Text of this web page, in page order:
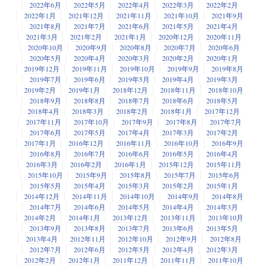
2022年6月
2022年5月 2022年4月 2022年3月
2022年2月
2022年1月
2021年12月 2021年11月 2021年10月
2021年9月
2021年8月
2021年7月 2021年6月 2021年5月
2021年4月
2021年3月
2021年2月 2021年1月 2020年12月
2020年11月
2020年10月
2020年9月 2020年8月 2020年7月
2020年6月
2020年5月
2020年4月 2020年3月 2020年2月
2020年1月
2019年12月
2019年11月 2019年10月 2019年9月
2019年8月
2019年7月
2019年6月 2019年5月 2019年4月
2019年3月
2019年2月
2019年1月 2018年12月 2018年11月
2018年10月
2018年9月
2018年8月 2018年7月 2018年6月
2018年5月
2018年4月
2018年3月 2018年2月 2018年1月
2017年12月
2017年11月
2017年10月 2017年9月 2017年8月
2017年7月
2017年6月
2017年5月 2017年4月 2017年3月
2017年2月
2017年1月
2016年12月 2016年11月 2016年10月
2016年9月
2016年8月
2016年7月 2016年6月 2016年5月
2016年4月
2016年3月
2016年2月 2016年1月 2015年12月
2015年11月
2015年10月
2015年9月 2015年8月 2015年7月
2015年6月
2015年5月
2015年4月 2015年3月 2015年2月
2015年1月
2014年12月
2014年11月 2014年10月 2014年9月
2014年8月
2014年7月
2014年6月 2014年5月 2014年4月
2014年3月
2014年2月
2014年1月 2013年12月 2013年11月
2013年10月
2013年9月
2013年8月 2013年7月 2013年6月
2013年5月
2013年4月
2012年11月 2012年10月 2012年9月
2012年8月
2012年7月
2012年6月 2012年5月 2012年4月
2012年3月
2012年2月
2012年1月 2011年12月 2011年11月
2011年10月